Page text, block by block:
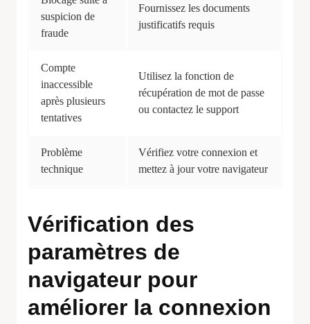
suspicion de
fraude
Fournissez les documents
justificatifs requis
Compte
inaccessible
après plusieurs
tentatives
Utilisez la fonction de
récupération de mot de passe
ou contactez le support
Problème
technique
Vérifiez votre connexion et
mettez à jour votre navigateur
Vérification des
paramètres de
navigateur pour
améliorer la connexion